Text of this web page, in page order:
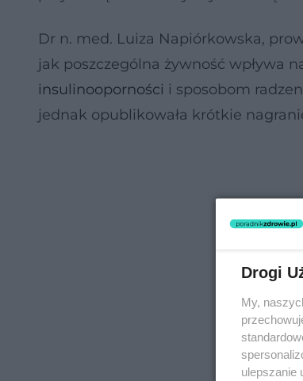
Dr n. med. Luiza Napiórkowska,
jak poszczególna żywność wpływa
insulinooporności i sposobom
jednak opublikowała krótkie
Drogi
My,
ulepszanie